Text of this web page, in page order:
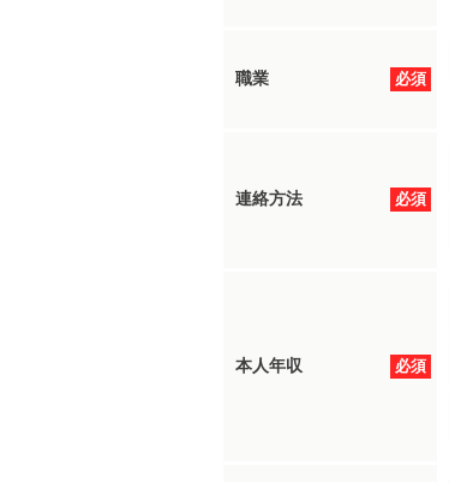
必須
職業
必須
連絡方法
必須
本人年収